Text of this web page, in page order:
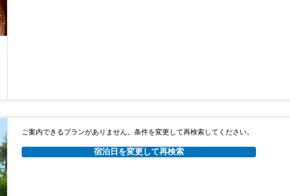
ご案内できるプランがありません。条件を変更して再検索してください。
宿泊日を変更して再検索